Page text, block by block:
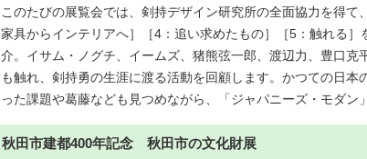
このたびの展覧会では、剣持デザイン研究所の全面協力を得て
家具からインテリアへ］［4：追い求めたもの］［5：触れる
介。イサム・ノグチ、イームズ、猪熊弦一郎、渡辺力、豊口
も触れ、剣持勇の生涯に渡る活動を回顧します。かつての日
った課題や葛藤なども見つめながら、「ジャパニーズ・モダン
秋田市建都400年記念 秋田市の文化財展